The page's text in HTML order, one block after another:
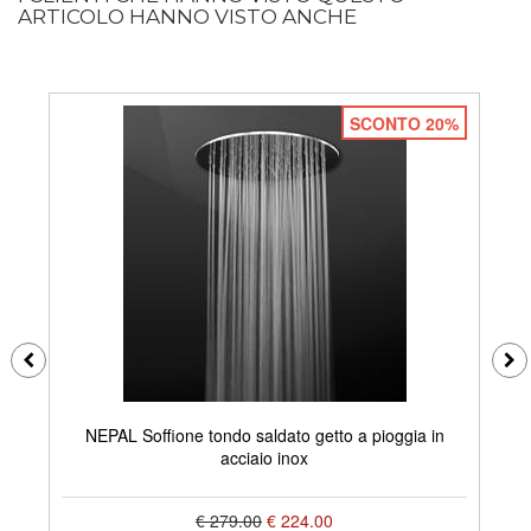
ARTICOLO HANNO VISTO ANCHE
SCONTO 20%
NEPAL Soffione tondo saldato getto a pioggia in
acciaio inox
€ 279.00 € 224.00